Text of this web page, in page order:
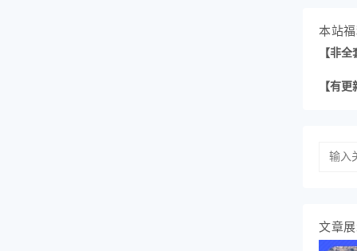
本站
【非
【有
文章